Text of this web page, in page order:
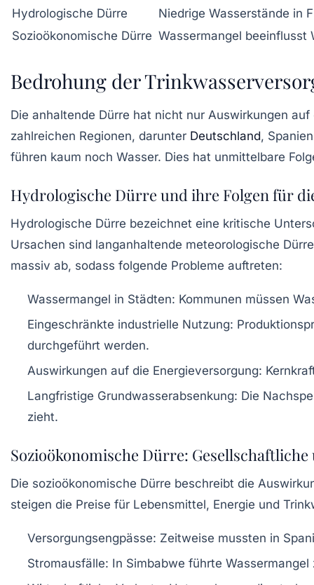
Hydrologische Dürre
Niedrige Wasserstände in
Sozioökonomische Dürre Wassermangel beeinflusst
Bedrohung der
Die anhaltende Dürre hat nicht nur Auswirkungen
zahlreichen Regionen, darunter Deutschland,
führen kaum noch Wasser. Dies hat unmittelbare
Hydrologische Dürre und ihre Folgen für
Hydrologische Dürre bezeichnet eine kritische
Ursachen sind langanhaltende meteorologische
massiv ab, sodass folgende Probleme auftreten:
Wassermangel in Städten: Kommunen müssen
Eingeschränkte industrielle Nutzung:
durchgeführt werden.
Auswirkungen auf die Energieversorgung:
Langfristige Grundwasserabsenkung: Die
zieht.
Sozioökonomische Dürre:
Die sozioökonomische Dürre beschreibt die
steigen die Preise für Lebensmittel, Energie und
Versorgungsengpässe: Zeitweise mussten in
Stromausfälle: In Simbabwe führte